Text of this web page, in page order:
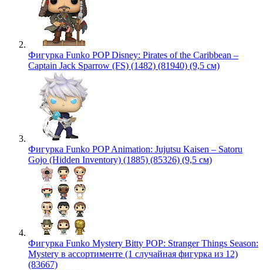
Фигурка Funko POP Disney: Pirates of the Caribbean –
Captain Jack Sparrow (FS) (1482) (81940) (9,5 см)
Фигурка Funko POP Animation: Jujutsu Kaisen – Satoru
Gojo (Hidden Inventory) (1885) (85326) (9,5 см)
Фигурка Funko Mystery Bitty POP: Stranger Things Season:
Mystery в ассортименте (1 случайная фигурка из 12)
(83667)